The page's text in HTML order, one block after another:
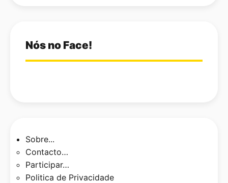
Nós no Face!
Sobre...
Contacto…
Participar…
Politica de Privacidade